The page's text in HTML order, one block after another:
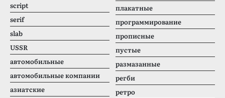
script
serif
slab
USSR
автомобильные
автомобильные компании
азиатские
плакатные
программирование
прописные
пустые
размазанные
регби
ретро